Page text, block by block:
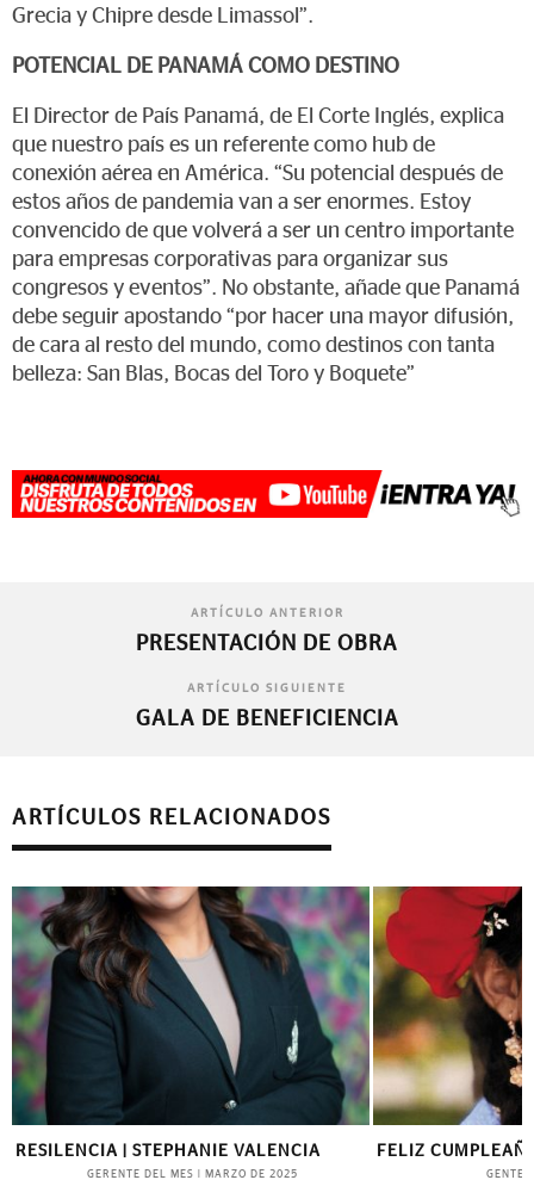
Grecia y Chipre desde Limassol”.
POTENCIAL DE PANAMÁ COMO DESTINO
El Director de País Panamá, de El Corte Inglés, explica
que nuestro país es un referente como hub de
conexión aérea en América. “Su potencial después de
estos años de pandemia van a ser enormes. Estoy
convencido de que volverá a ser un centro importante
para empresas corporativas para organizar sus
congresos y eventos”. No obstante, añade que Panamá
debe seguir apostando “por hacer una mayor difusión,
de cara al resto del mundo, como destinos con tanta
belleza: San Blas, Bocas del Toro y Boquete”
ARTÍCULO ANTERIOR
PRESENTACIÓN DE OBRA
ARTÍCULO SIGUIENTE
GALA DE BENEFICIENCIA
ARTÍCULOS RELACIONADOS
RESILENCIA | STEPHANIE VALENCIA
GERENTE DEL MES MARZO DE 2025
FELIZ
GENTE